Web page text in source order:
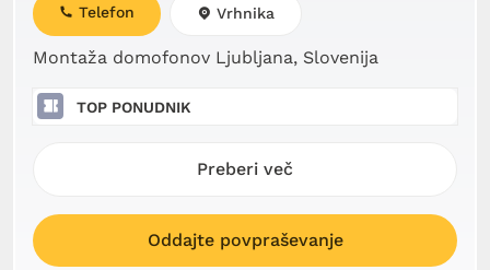
Montaža domofonov Ljubljana, Slovenija
Telefon Vrhnika
TOP PONUDNIK
Preberi več
Oddajte povpraševanje